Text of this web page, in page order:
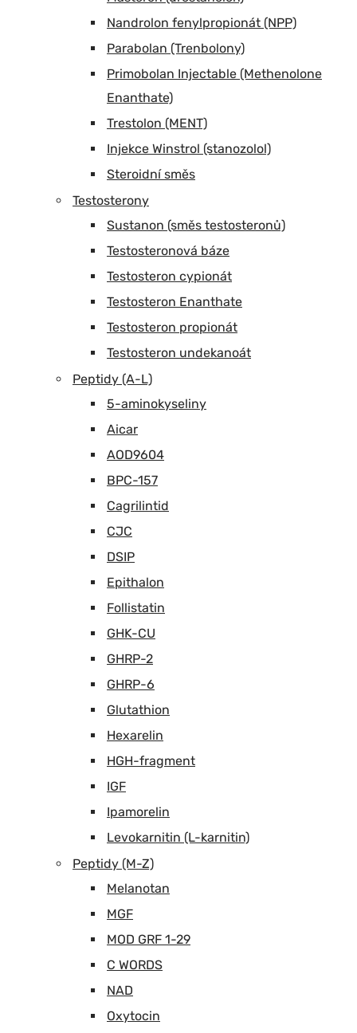
Nandrolon fenylpropionát (NPP)
Parabolan (Trenbolony)
Primobolan Injectable (Methenolone
Enanthate)
Trestolon (MENT)
Injekce Winstrol (stanozolol)
Steroidní směs
Testosterony
Sustanon (směs testosteronů)
Testosteronová báze
Testosteron cypionát
Testosteron Enanthate
Testosteron propionát
Testosteron undekanoát
Peptidy (A-L)
5-aminokyseliny
Aicar
AOD9604
BPC-157
Cagrilintid
CJC
DSIP
Epithalon
Follistatin
GHK-CU
GHRP-2
GHRP-6
Glutathion
Hexarelin
HGH-fragment
IGF
Ipamorelin
Levokarnitin (L-karnitin)
Peptidy (M-Z)
Melanotan
MGF
MOD GRF 1-29
C WORDS
NAD
Oxytocin